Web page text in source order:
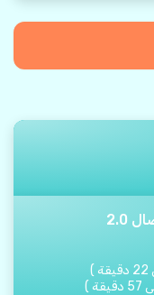
2.0
22 دقيقة )
57 دقيقة )